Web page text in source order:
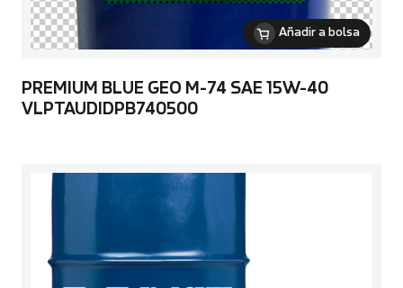
Añadir a bolsa
PREMIUM BLUE GEO M-74 SAE 15W-40
VLPTAUDIDPB740500